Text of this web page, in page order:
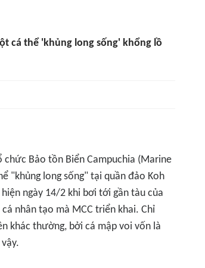
cá thể 'khủng long sống' khổng lồ
chức Bảo tồn Biển Campuchia (Marine
"khủng long sống" tại quần đảo Koh
ngày 14/2 khi bơi tới gần tàu của
nhân tạo mà MCC triển khai. Chỉ
khác thường, bởi cá mập voi vốn là